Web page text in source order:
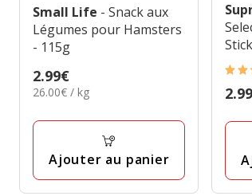
Small Life - Snack aux
Légumes pour Hamsters
- 115g
Prix
2.99€
2.99€
26.00€
Kg
26.00€ / kg
Ajouter au panier
60g
4.6
avis
Prix